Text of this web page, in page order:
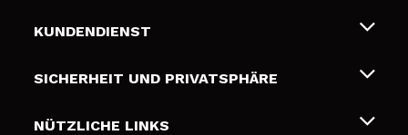
Über uns
Geschenkkarten
KUNDENDIENST
Liefer- und Versandkosten
Zahlung
SICHERHEIT UND PRIVATSPHÄRE
Bedingungen und Datenschutz
NÜTZLICHE LINKS